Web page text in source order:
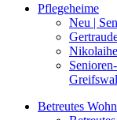
Pflegeheime
Neu |
Betreutes